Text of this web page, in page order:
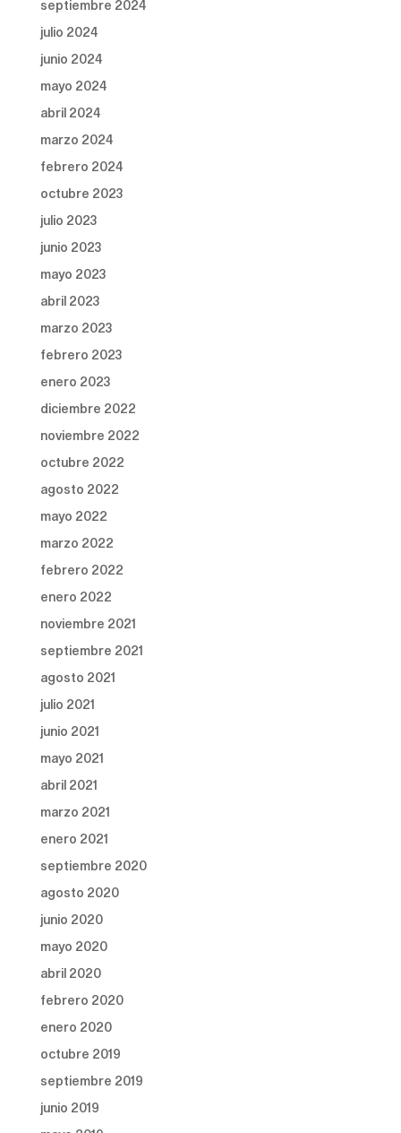
septiembre 2024
julio 2024
junio 2024
mayo 2024
abril 2024
marzo 2024
febrero 2024
octubre 2023
julio 2023
junio 2023
mayo 2023
abril 2023
marzo 2023
febrero 2023
enero 2023
diciembre 2022
noviembre 2022
octubre 2022
agosto 2022
mayo 2022
marzo 2022
febrero 2022
enero 2022
noviembre 2021
septiembre 2021
agosto 2021
julio 2021
junio 2021
mayo 2021
abril 2021
marzo 2021
enero 2021
septiembre 2020
agosto 2020
junio 2020
mayo 2020
abril 2020
febrero 2020
enero 2020
octubre 2019
septiembre 2019
junio 2019